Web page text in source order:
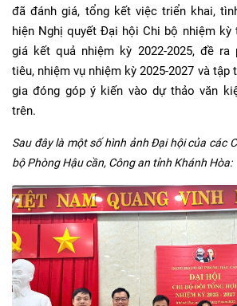
đã đánh giá, tổng kết việc triển khai,
hiện Nghị quyết Đại hội Chi bộ nhiệm kỳ
giá kết quả nhiệm kỳ 2022-2025, đề ra
tiêu, nhiệm vụ nhiệm kỳ 2025-2027 và tập
gia đóng góp ý kiến vào dự thảo văn
trên.
Sau đây là một số hình ảnh Đại hội của các
bộ Phòng Hậu cần, Công an tỉnh Khánh Hòa: